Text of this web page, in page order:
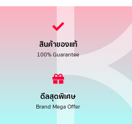
สินค้าของแท้
100% Guarantee
ดีลสุดพิเศษ
Brand Mega Offer